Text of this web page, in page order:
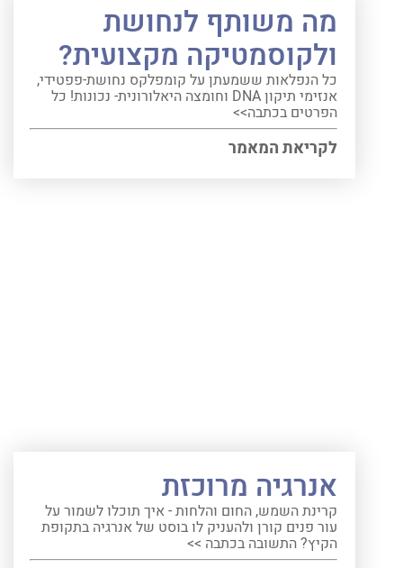
מה משותף לנחושת
ולקוסמטיקה מקצועית?
כל הנפלאות ששמעתן על קומפלקס נחושת-פפטידי,
אנזימי תיקון DNA וחומצה היאלורונית- נכונות! כל
הפרטים בכתבה>>
לקריאת המאמר
אנרגיה מרוכזת
קרינת השמש, החום והלחות - איך תוכלו לשמור על
עור פנים קורן ולהעניק לו בוסט של אנרגיה בתקופת
הקיץ? התשובה בכתבה >>